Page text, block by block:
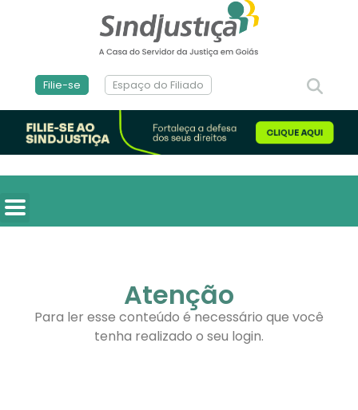
Filie-se Espaço do Filiado
Atenção
Para ler esse conteúdo é necessário que você
tenha realizado o seu login.